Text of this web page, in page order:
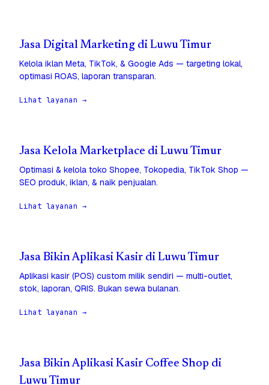
Jasa Digital Marketing di Luwu Timur
Kelola iklan Meta, TikTok, & Google Ads — targeting lokal,
optimasi ROAS, laporan transparan.
Lihat layanan →
Jasa Kelola Marketplace di Luwu Timur
Optimasi & kelola toko Shopee, Tokopedia, TikTok Shop —
SEO produk, iklan, & naik penjualan.
Lihat layanan →
Jasa Bikin Aplikasi Kasir di Luwu Timur
Aplikasi kasir (POS) custom milik sendiri — multi-outlet,
stok, laporan, QRIS. Bukan sewa bulanan.
Lihat layanan →
Jasa Bikin Aplikasi Kasir Coffee Shop di
Luwu Timur